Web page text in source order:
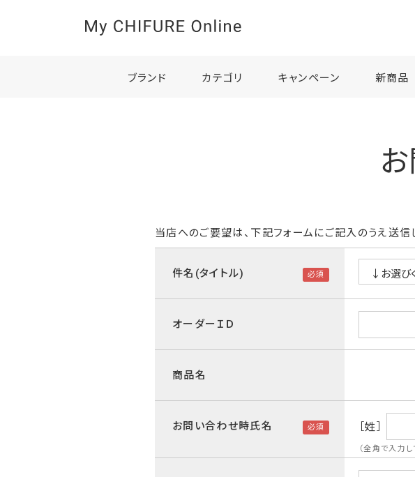
ブランド カテゴリ キャンペーン 新商品
当店へのご要望は、下記フォームにご記入のうえ送信
件名(タイトル)
オーダーＩＤ
商品名
お問い合わせ時氏名 ［姓］
（全角で入力し